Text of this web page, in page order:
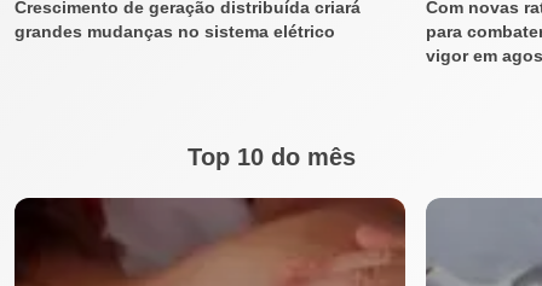
Crescimento de geração distribuída criará
grandes mudanças no sistema elétrico
Com novas
para
vigor em
Top 10 do mês